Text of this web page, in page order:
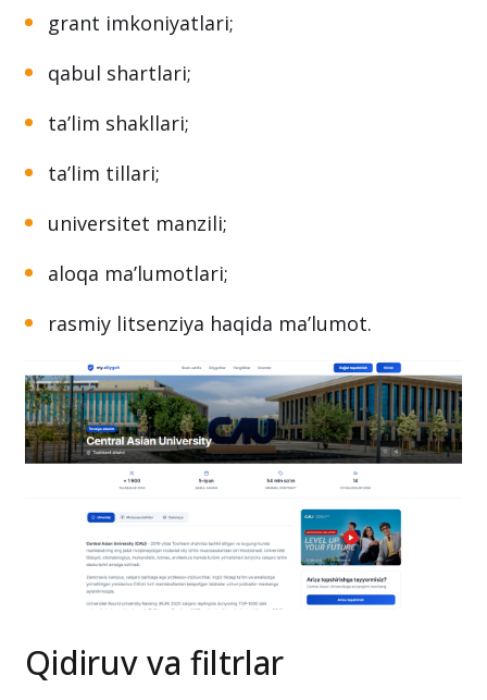
grant imkoniyatlari;
qabul shartlari;
ta’lim shakllari;
ta’lim tillari;
universitet manzili;
aloqa ma’lumotlari;
rasmiy litsenziya haqida ma’lumot.
Qidiruv va filtrlar